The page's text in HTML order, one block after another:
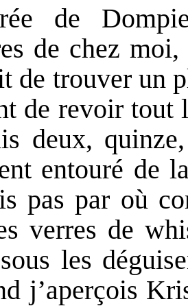
de
de chez moi,
de trouver un
de revoir tout
deux,
entouré de
pas par où
verres de
les
j’aperçois